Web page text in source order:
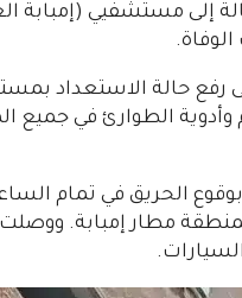
لموقع حادث الحريق. وتم نقل 55 حالة إلى
رفع حالة الاستعداد
وأدوية الطوارئ في
مطار إمبابة.